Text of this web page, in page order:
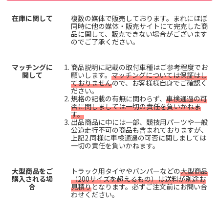
在庫に関して
複数の媒体で販売しております。まれにほぼ
同時に他の媒体・販売サイトにて完売した商
品に関して、販売できない場合がございます
のでご了承ください。
マッチングに
関して
商品説明に記載の取付車種はご参考程度でお
願いします。 マッチングについては保証はし
ておりませんので、お客様様自身でご確認く
ださい。
規格の記載の有無に関わらず、 車検通過の可
否に関しましては一切の責任を負いかねま
す。
出品商品に中には一部、競技用パーツや一般
公道走行不可の商品も含まれておりますが、
上記2.同様に車検通過の可否に関しましては
一切の責任を負いかねます。
大型商品をご
購入される場
合
トラック用タイヤやバンパーなどの大型商品
（200サイズを超えるもの）は送料が別途お
見積りとなります。必ずご注文前にお問い合
わせください。